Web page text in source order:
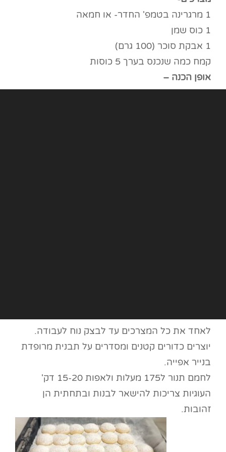
1 מרגרינה בטמפ' החדר- או חמאה
1 כוס שמן
1 אבקת סוכר (100 גרם)
קמח כמה שנכנס בערך 5 כוסות
אופן הכנה –
לאחד את כל המצרכים עד לבצק נוח לעבודה.
יוצרים כדורים קטנים ומסדרים על תבנית מרופדת
בנייר אפייה.
לחמם תנור ל175 מעלות ולאפות 15-20 דק'
העוגיות צריכות להישאר לבנות ובתחתית הן
זהובות.